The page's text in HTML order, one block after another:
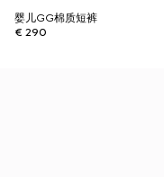
婴儿GG棉质短裤
€ 290